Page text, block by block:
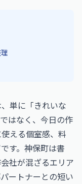
単に「きれいな
はなく、今日の作
える個室感、料
す。神保町は書
社が混ざるエリア
ートナーとの短い